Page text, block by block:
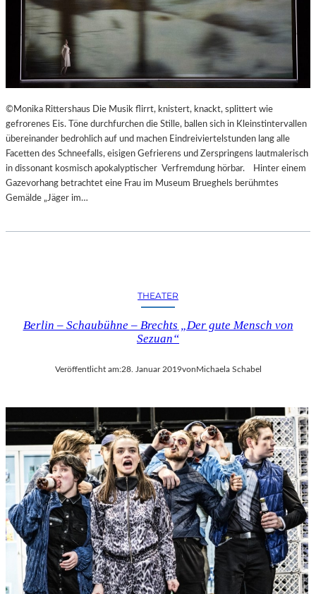
©Monika Rittershaus Die Musik flirrt, knistert, knackt, splittert wie
gefrorenes Eis. Töne durchfurchen die Stille, ballen sich in Kleinstintervallen
übereinander bedrohlich auf und machen Eindreiviertelstunden lang alle
Facetten des Schneefalls, eisigen Gefrierens und Zerspringens lautmalerisch
in dissonant kosmisch apokalyptischer Verfremdung hörbar. Hinter einem
Gazevorhang betrachtet eine Frau im Museum Brueghels berühmtes
Gemälde „Jäger im…
THEATER
Berlin – Schaubühne – Brechts „Der gute Mensch von
Sezuan“
Veröffentlicht am:28. Januar 2019vonMichaela Schabel